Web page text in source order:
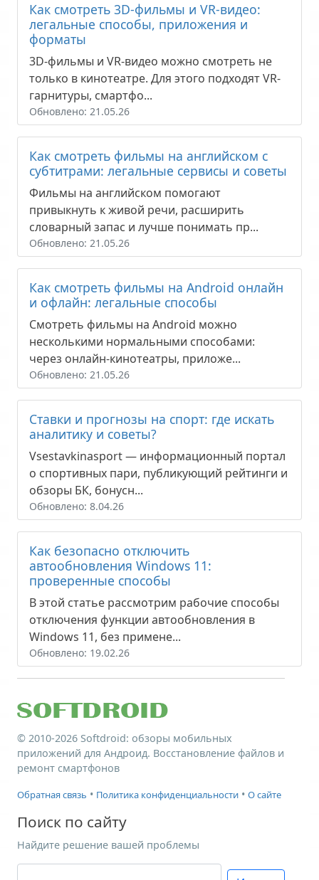
Как смотреть 3D-фильмы и VR-видео:
легальные способы, приложения и
форматы
3D-фильмы и VR-видео можно смотреть не
только в кинотеатре. Для этого подходят VR-
гарнитуры, смартфо...
Обновлено: 21.05.26
Как смотреть фильмы на английском с
субтитрами: легальные сервисы и советы
Фильмы на английском помогают
привыкнуть к живой речи, расширить
словарный запас и лучше понимать пр...
Обновлено: 21.05.26
Как смотреть фильмы на Android онлайн
и офлайн: легальные способы
Смотреть фильмы на Android можно
несколькими нормальными способами:
через онлайн-кинотеатры, приложе...
Обновлено: 21.05.26
Ставки и прогнозы на спорт: где искать
аналитику и советы?
Vsestavkinasport — информационный портал
о спортивных пари, публикующий рейтинги и
обзоры БК, бонусн...
Обновлено: 8.04.26
Как безопасно отключить
автообновления Windows 11:
проверенные способы
В этой статье рассмотрим рабочие способы
отключения функции автообновления в
Windows 11, без примене...
Обновлено: 19.02.26
© 2010-2026 Softdroid: обзоры мобильных
приложений для Андроид. Восстановление файлов и
ремонт смартфонов
Обратная связь • Политика конфиденциальности • О сайте
Поиск по сайту
Найдите решение вашей проблемы